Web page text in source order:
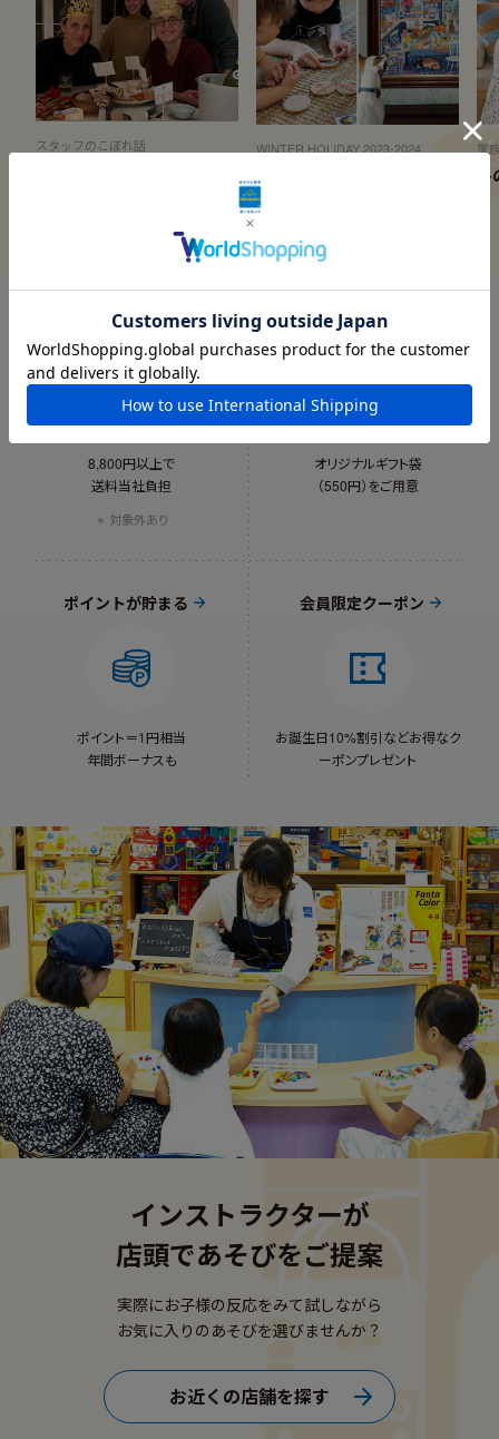
スタッフのこぼれ話 WINTER HOLIDAY 2023-2024
冬の新商品登場
家
送料当社負担
8,800円以上で
送料当社負担
対象外あり
ギフトラッピング
オリジナルギフト袋
（550円）をご用意
ポイントが貯まる
ポイント＝1円相当
年間ボーナスも
会員限定クーポン
お誕生日10%割引などお得なク
ーポンプレゼント
インストラクターが
店頭であそびをご提案
実際にお子様の反応をみて試しながら
お気に入りのあそびを選びませんか？
お近くの店舗を探す